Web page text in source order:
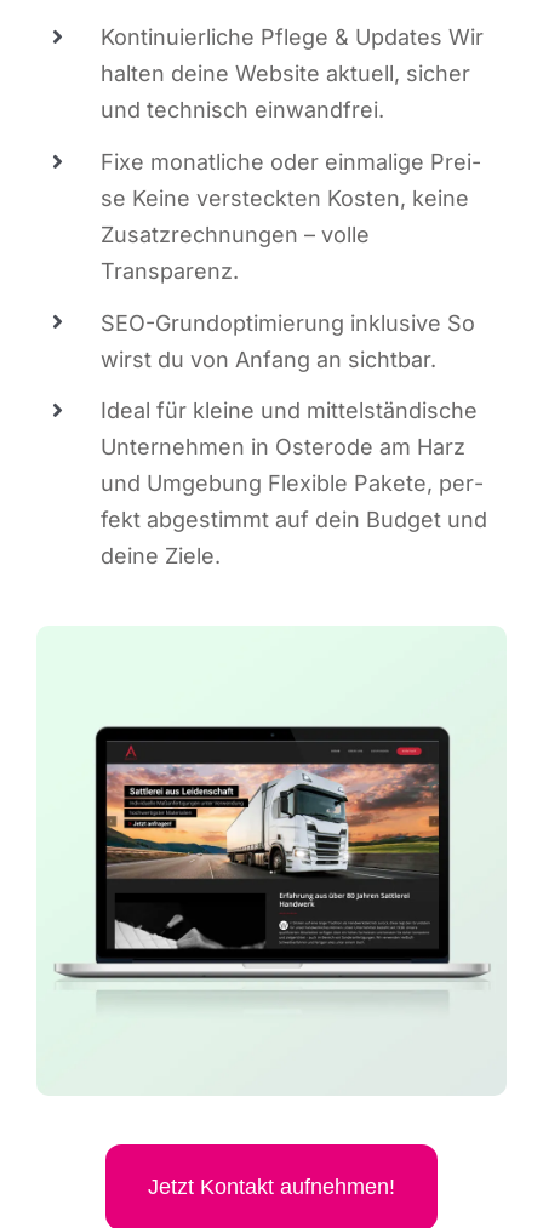
Kon­ti­nu­ier­li­che Pfle­ge & Updates Wir
hal­ten dei­ne Web­site aktu­ell, sicher
und tech­nisch einwandfrei.
Fixe monat­li­che oder ein­ma­li­ge Prei­
se Kei­ne ver­steck­ten Kos­ten, kei­ne
Zusatz­rech­nun­gen – vol­le
Transparenz.
SEO-Grund­op­ti­mie­rung inklu­si­ve So
wirst du von Anfang an sichtbar.
Ide­al für klei­ne und mit­tel­stän­di­sche
Unter­neh­men in Oster­ode am Harz
und Umge­bung Fle­xi­ble Pake­te, per­
fekt abge­stimmt auf dein Bud­get und
dei­ne Ziele.
Jetzt Kon­takt aufnehmen!